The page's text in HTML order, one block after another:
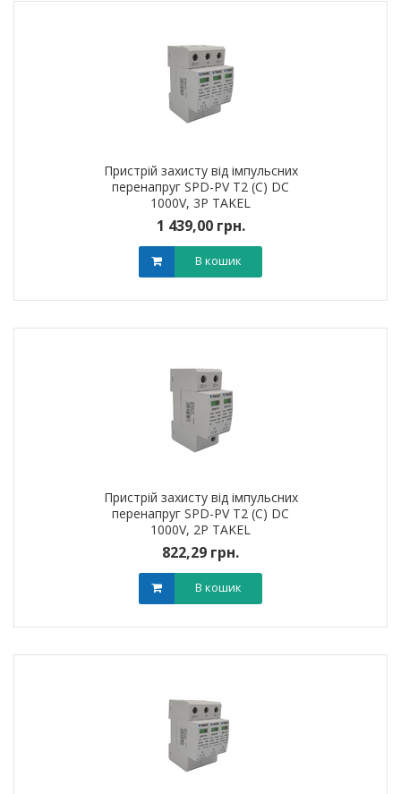
Пристрій захисту від імпульсних
перенапруг SPD-PV T2 (C) DC
1000V, 3Р TAKEL
1 439,00 грн.
В кошик
Пристрій захисту від імпульсних
перенапруг SPD-PV T2 (C) DC
1000V, 2Р TAKEL
822,29 грн.
В кошик